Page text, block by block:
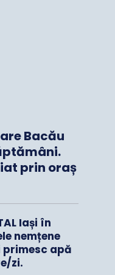
Bacău
prin oraș
Iași în
nemțene
primesc apă
zi.